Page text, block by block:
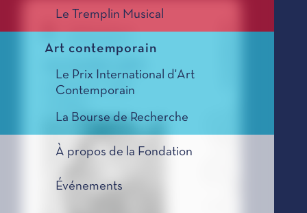
Le Tremplin Musical
Art contemporain
Le Prix International d'Art
Contemporain
La Bourse de Recherche
À propos de la Fondation
Événements